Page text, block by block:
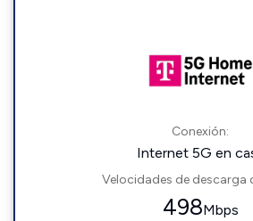
Conexión:
Internet 5G en
Velocidades de descarga
498Mbps